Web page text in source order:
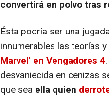
convertirá en polvo tras
Ésta podría ser una
innumerables las teorías
Marvel' en Vengadores 4
desvaniecida en cenizas
que sea ella quien